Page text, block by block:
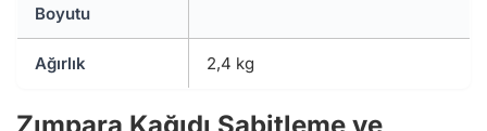
Boyutu
Ağırlık 2,4 kg